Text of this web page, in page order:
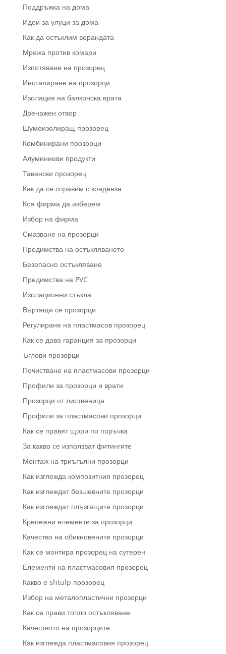
Поддръжка на дома
Идеи за улуци за дома
Как да остъклим верандата
Мрежа против комари
Изпотяване на прозорец
Инсталиране на прозорци
Изолация на балконска врата
Дренажен отвор
Шумоизолиращ прозорец
Комбинирани прозорци
Алуминиеви продукти
Тавански прозорец
Как да се справим с конденза
Коя фирма да изберем
Избор на фирма
Смазване на прозорци
Предимства на остъкляването
Безопасно остъкляване
Предимства на PVC
Изолационни стъкла
Въртящи се прозорци
Регулиране на пластмасов прозорец
Как се дава гаранция за прозорци
Ъглови прозорци
Почистване на пластмасови прозорци
Профили за прозорци и врати
Прозорци от лиственица
Профили за пластмасови прозорци
Как се правят щори по поръчка
За какво се използват фитингите
Монтаж на триъгълни прозорци
Как изглежда композитния прозорец
Как изглеждат безшевните прозорци
Как изглеждат плъзгащите прозорци
Крепежни елементи за прозорци
Качество на обикновените прозорци
Как се монтира прозорец на сутерен
Елементи на пластмасовия прозорец
Какво е shtulp прозорец
Избор на металопластични прозорци
Как се прави топло остъкляване
Качеството на прозорците
Как изглежда пластмасовия прозорец